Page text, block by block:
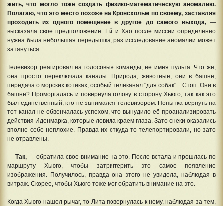
жить, что могло тоже создать физико-математическую аномалию.
Полагаю, что это место похоже на Кронсхольм по своему, заставляя
проходить из одного помещение в другое до самого выхода, —
высказала свое предположение. Ей и Хао после миссии определенно
нужна была небольшая передышка, раз исследование аномалии может
затянуться.
Телевизор реагировал на голосовые команды, не имея пульта. Что же,
она просто переключала каналы. Природа, животные, они в башне,
передача о морских котиках, особый телеканал "для собак"... Стоп. Они в
башне? Проморгалась и повернула голову в сторону Хьюго, так как это
был единственный, кто не занимался телевизором. Попытка вернуть на
тот канал не обвенчалась успехом, что вынудило её проанализировать
действия Иденмарка, которые ловила краем глаза. Зато снеки оказались
вполне себе неплохие. Правда их откуда-то телепортировали, но зато
не отравлены.
— Так, — обратила свое внимание на это. После встала и прошлась по
маршруту Хьюго, чтобы затриггерить это самое появление
изображения. Получилось, правда она этого не увидела, наблюдая в
витраж. Скорее, чтобы Хьюго тоже мог обратить внимание на это.
Когда Хьюго нашел рычаг, то Лита повернулась к нему, наблюдая за тем,